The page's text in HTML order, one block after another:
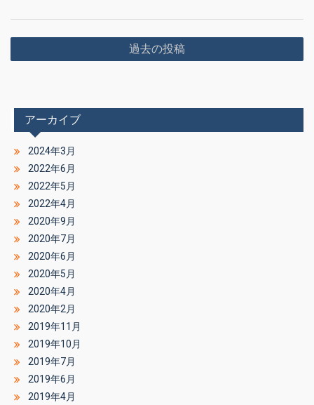
投
稿
ー
シ
ョ
ン
過去の投稿
アーカイブ
2024年3月
2022年6月
2022年5月
2022年4月
2020年9月
2020年7月
2020年6月
2020年5月
2020年4月
2020年2月
2019年11月
2019年10月
2019年7月
2019年6月
2019年4月